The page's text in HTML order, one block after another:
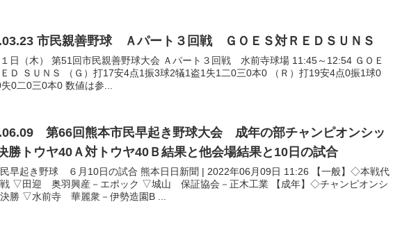
市民親善野球 Ａパート３回戦 ＧＯＥＳ対ＲＥＤＳＵＮＳ
１日（木） 第51回市民親善野球大会 Ａパート３回戦 水前寺球場 11:45～12:54 ＧＯＥ
Ｄ ＳＵＮＳ （Ｇ）打17安4点1振3球2犠1盗1失1二0三0本0 （Ｒ）打19安4点0振1球0
0二0三0本0 数値は参...
第66回熊本市民早起き野球大会 成年の部チャンピオンシッ
勝トウヤ40Ａ対トウヤ40Ｂ結果と他会場結果と10日の試合
早起き野球 ６月10日の試合 熊本日日新聞 | 2022年06月09日 11:26 【一般】◇本戦代
▽田迎 奥羽興産－エポック ▽城山 保証協会－正木工業 【成年】◇チャンピオンシ
決勝 ▽水前寺 華麗衆－伊勢造園B ...